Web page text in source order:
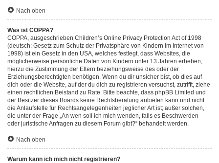
Nach oben
Was ist COPPA?
COPPA, ausgeschrieben Children’s Online Privacy Protection Act of 1998
(deutsch: Gesetz zum Schutz der Privatsphäre von Kindern im Internet von
1998) ist ein Gesetz in den USA, welches festlegt, dass Websites, die
möglicherweise persönliche Daten von Kindern unter 13 Jahren erheben,
hierzu die Zustimmung der Eltern beziehungsweise des oder der
Erziehungsberechtigten benötigen. Wenn du dir unsicher bist, ob dies auf
dich oder die Website, auf der du dich zu registrieren versuchst, zutrifft, ziehe
einen rechtlichen Beistand zu Rate. Bitte beachte, dass phpBB Limited und
der Besitzer dieses Boards keine Rechtsberatung anbieten kann und nicht
die Anlaufstelle für Rechtsangelegenheiten jeglicher Art ist; außer solchen,
die unter der Frage „An wen soll ich mich wenden, falls es Beschwerden
oder juristische Anfragen zu diesem Forum gibt?“ behandelt werden.
Nach oben
Warum kann ich mich nicht registrieren?